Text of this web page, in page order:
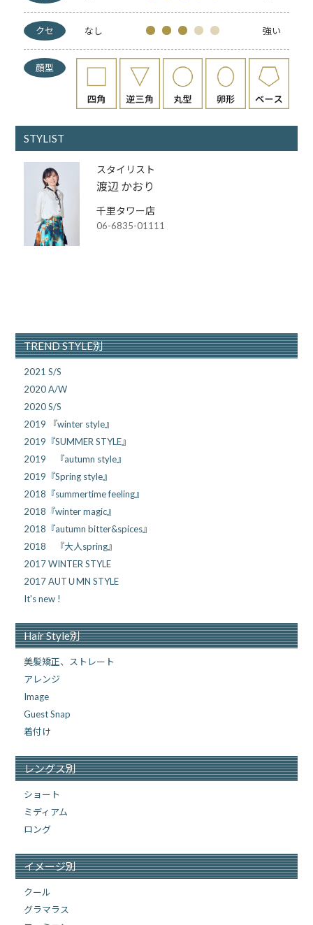
クセ なし 強い
顔型
STYLIST
スタイリスト
渡辺 かおり
千里タワー店
06-6835-01111
TREND STYLE別
2021 S/S
2020 A/W
2020 S/S
2019 『winter style』
2019『SUMMER STYLE』
2019 『autumn style』
2019『Spring style』
2018『summertime feeling』
2018『winter magic』
2018『autumn bitter&spices』
2018 『大人spring』
2017 WINTER STYLE
2017 AUTＵMN STYLE
It's new !
Hair Style別
美髪矯正、ストレート
アレンジ
Image
Guest Snap
着付け
レングス別
ショート
ミディアム
ロング
イメージ別
クール
グラマラス